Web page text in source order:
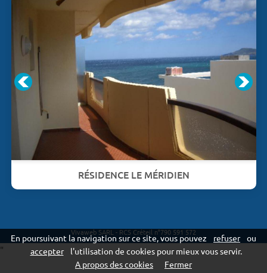
RÉSIDENCE LE MÉRIDIEN
Vivaweb SARL - RCS Créteil n°790 591 572
En poursuivant la navigation sur ce site, vous pouvez refuser
ou
accepter
l'utilisation de cookies pour mieux vous servir.
A propos des cookies
Fermer
"